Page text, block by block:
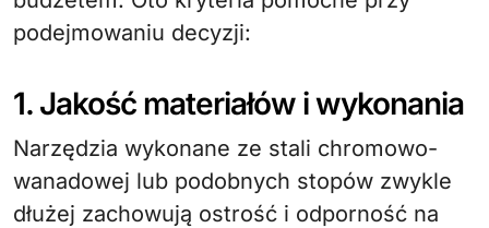
podejmowaniu decyzji:
1. Jakość materiałów i wykonania
Narzędzia wykonane ze stali chromowo-
wanadowej lub podobnych stopów zwykle
dłużej zachowują ostrość i odporność na